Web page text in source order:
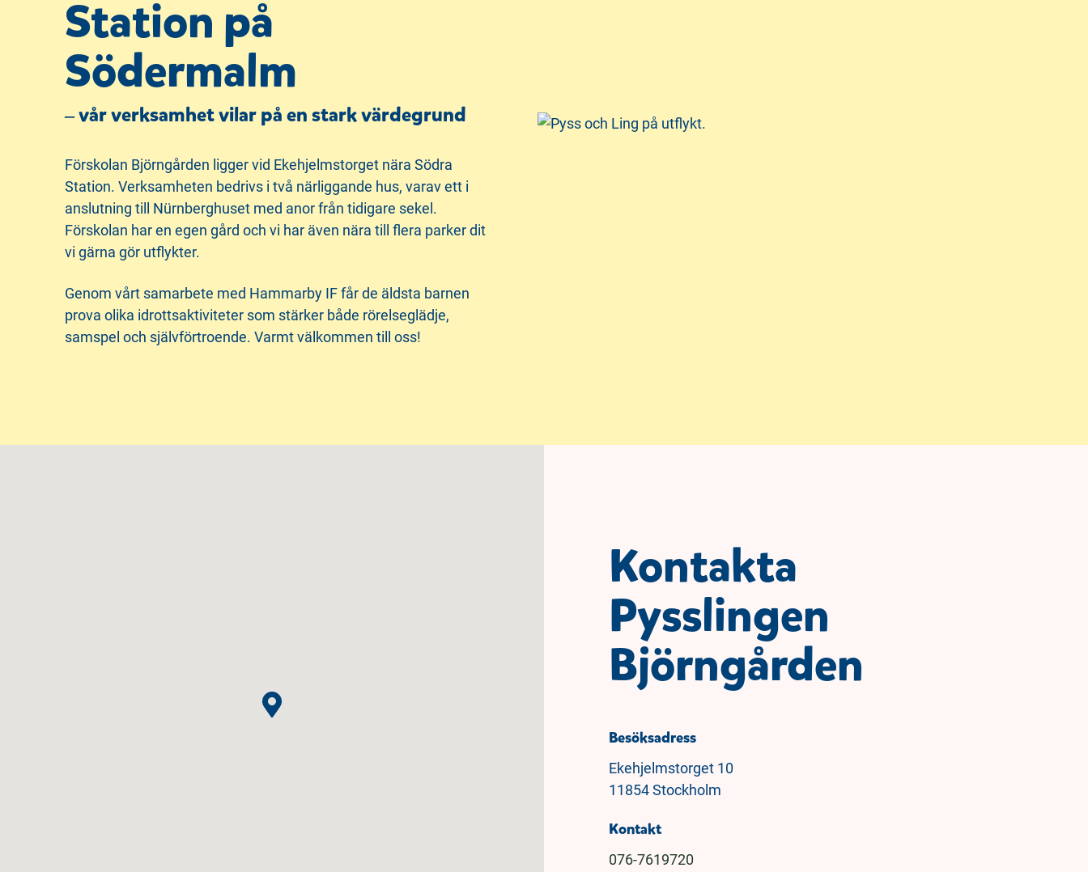
Station på
Södermalm
‒ vår verksamhet vilar på en stark värdegrund
Förskolan Björngården ligger vid Ekehjelmstorget nära Södra
Station. Verksamheten bedrivs i två närliggande hus, varav ett i
anslutning till Nürnberghuset med anor från tidigare sekel.
Förskolan har en egen gård och vi har även nära till flera parker dit
vi gärna gör utflykter.
Genom vårt samarbete med Hammarby IF får de äldsta barnen
prova olika idrottsaktiviteter som stärker både rörelseglädje,
samspel och självförtroende. Varmt välkommen till oss!
Kontakta
Pysslingen
Björngården
Besöksadress
Ekehjelmstorget 10
11854 Stockholm
Kontakt
076-7619720